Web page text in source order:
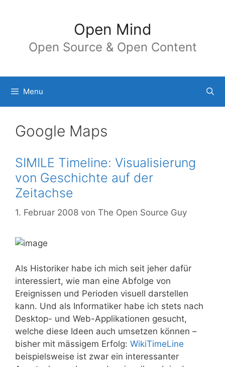
Open Mind
Open Source & Open Content
Menu
Google Maps
SIMILE Timeline: Visualisierung
von Geschichte auf der
Zeitachse
1. Februar 2008 von The Open Source Guy
Als Historiker habe ich mich seit jeher dafür
interessiert, wie man eine Abfolge von
Ereignissen und Perioden visuell darstellen
kann. Und als Informatiker habe ich stets nach
Desktop- und Web-Applikationen gesucht,
welche diese Ideen auch umsetzen können –
bisher mit mässigem Erfolg: WikiTimeLine
beispielsweise ist zwar ein interessanter